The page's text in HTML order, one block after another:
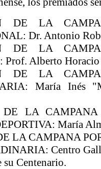
DE LA
Dr. Antonio
DE LA
Prof. Alberto
DE LA
María Inés
LA CAMPANA
María
LA CAMPANA
Centro
su Centenario.